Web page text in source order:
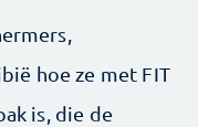
hoe ze met FIT
is, die de